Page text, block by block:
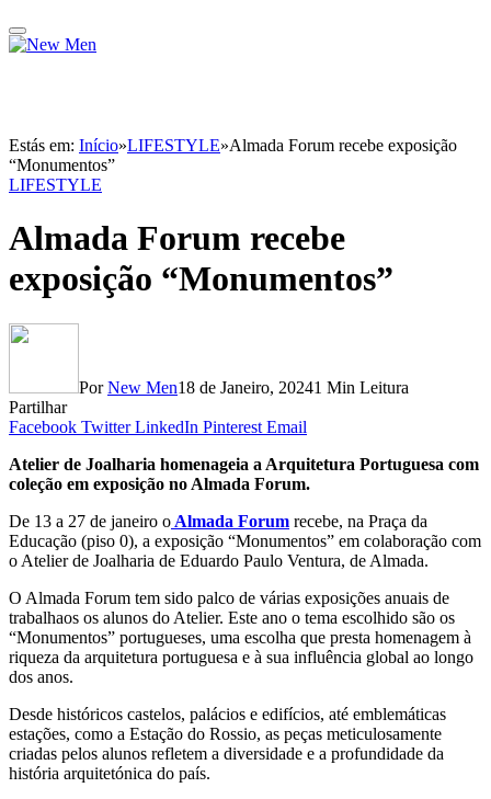
Estás em: Início»LIFESTYLE»Almada Forum recebe exposição
“Monumentos”
LIFESTYLE
Almada Forum recebe
exposição “Monumentos”
Por New Men18 de Janeiro, 20241 Min Leitura
Partilhar
Facebook Twitter LinkedIn Pinterest Email
Atelier de Joalharia homenageia a Arquitetura Portuguesa com
coleção em exposição no Almada Forum.
De 13 a 27 de janeiro o Almada Forum recebe, na Praça da
Educação (piso 0), a exposição “Monumentos” em colaboração com
o Atelier de Joalharia de Eduardo Paulo Ventura, de Almada.
O Almada Forum tem sido palco de várias exposições anuais de
trabalhaos os alunos do Atelier. Este ano o tema escolhido são os
“Monumentos” portugueses, uma escolha que presta homenagem à
riqueza da arquitetura portuguesa e à sua influência global ao longo
dos anos.
Desde históricos castelos, palácios e edifícios, até emblemáticas
estações, como a Estação do Rossio, as peças meticulosamente
criadas pelos alunos refletem a diversidade e a profundidade da
história arquitetónica do país.